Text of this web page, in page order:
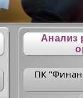
Анализ
ПК